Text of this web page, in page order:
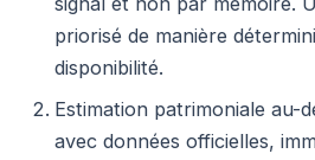
priorisé de manière
disponibilité.
Estimation patrimoniale au-
avec données officielles,